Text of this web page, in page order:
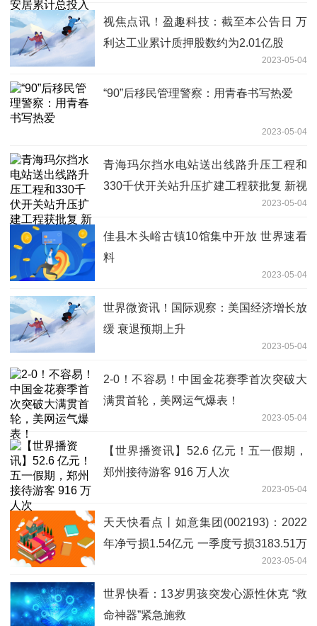
视焦点讯！盈趣科技：截至本公告日 万
利达工业累计质押股数约为2.01亿股
2023-05-04
“90”后移民管理警察：用青春书写热爱
2023-05-04
青海玛尔挡水电站送出线路升压工程和
330千伏开关站升压扩建工程获批复 新视
2023-05-04
佳县木头峪古镇10馆集中开放 世界速看
料
2023-05-04
世界微资讯！国际观察：美国经济增长放
缓 衰退预期上升
2023-05-04
2-0！不容易！中国金花赛季首次突破大
满贯首轮，美网运气爆表！
2023-05-04
【世界播资讯】52.6 亿元！五一假期，
郑州接待游客 916 万人次
2023-05-04
天天快看点丨如意集团(002193)：2022
年净亏损1.54亿元 一季度亏损3183.51万
2023-05-04
世界快看：13岁男孩突发心源性休克 “救
命神器”紧急施救